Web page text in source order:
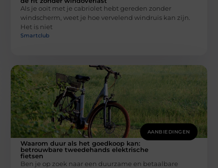
Als je ooit met je cabriolet hebt gereden zonder
windscherm, weet je hoe vervelend windruis kan zijn.
Het is niet
Smartclub
AANBIEDINGEN
Waarom duur als het goedkoop kan:
betrouwbare tweedehands elektrische
fietsen
Ben je op zoek naar een duurzame en betaalbare